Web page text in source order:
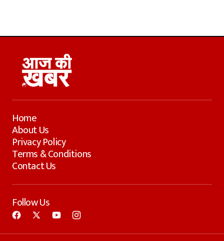
Home
About Us
Privacy Policy
Terms & Conditions
Contact Us
Follow Us